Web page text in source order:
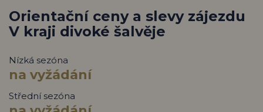
Orientační ceny a slevy zájezdu
V kraji divoké šalvěje
Nízká sezóna
na vyžádání
Střední sezóna